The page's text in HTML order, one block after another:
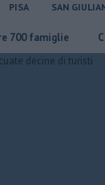
PISA SAN
Calci nel